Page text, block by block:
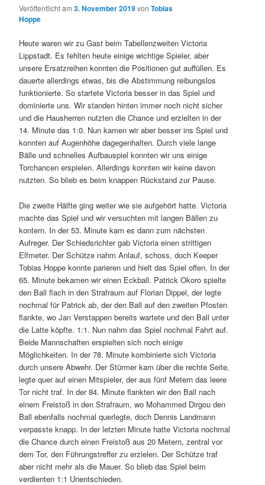
Veröffentlicht am3. November 2019vonTobias
Hoppe
Heute waren wir zu Gast beim Tabellenzweiten Victoria
Lippstadt. Es fehlten heute einige wichtige Spieler, aber
unsere Ersatzreihen konnten die Positionen gut auffüllen. Es
dauerte allerdings etwas, bis die Abstimmung reibungslos
funktionierte. So startete Victoria besser in das Spiel und
dominierte uns. Wir standen hinten immer noch nicht sicher
und die Hausherren nutzten die Chance und erzielten in der
14. Minute das 1:0. Nun kamen wir aber besser ins Spiel und
konnten auf Augenhöhe dagegenhalten. Durch viele lange
Bälle und schnelles Aufbauspiel konnten wir uns einige
Torchancen erspielen. Allerdings konnten wir keine davon
nutzten. So blieb es beim knappen Rückstand zur Pause.
Die zweite Hälfte ging weiter wie sie aufgehört hatte. Victoria
machte das Spiel und wir versuchten mit langen Bällen zu
kontern. In der 53. Minute kam es dann zum nächsten
Aufreger. Der Schiedsrichter gab Victoria einen strittigen
Elfmeter. Der Schütze nahm Anlauf, schoss, doch Keeper
Tobias Hoppe konnte parieren und hielt das Spiel offen. In der
65. Minute bekamen wir einen Eckball. Patrick Okoro spielte
den Ball flach in den Strafraum auf Florian Dippel, der legte
nochmal für Patrick ab, der den Ball auf den zweiten Pfosten
flankte, wo Jan Verstappen bereits wartete und den Ball unter
die Latte köpfte. 1:1. Nun nahm das Spiel nochmal Fahrt auf.
Beide Mannschaften erspielten sich noch einige
Möglichkeiten. In der 78. Minute kombinierte sich Victoria
durch unsere Abwehr. Der Stürmer kam über die rechte Seite,
legte quer auf einen Mitspieler, der aus fünf Metern das leere
Tor nicht traf. In der 84. Minute flankten wir den Ball nach
einem Freistoß in den Strafraum, wo Mohammed Dirgou den
Ball ebenfalls nochmal querlegte, doch Dennis Landmann
verpasste knapp. In der letzten Minute hatte Victoria nochmal
die Chance durch einen Freistoß aus 20 Metern, zentral vor
dem Tor, den Führungstreffer zu erzielen. Der Schütze traf
aber nicht mehr als die Mauer. So blieb das Spiel beim
verdienten 1:1 Unentschieden.